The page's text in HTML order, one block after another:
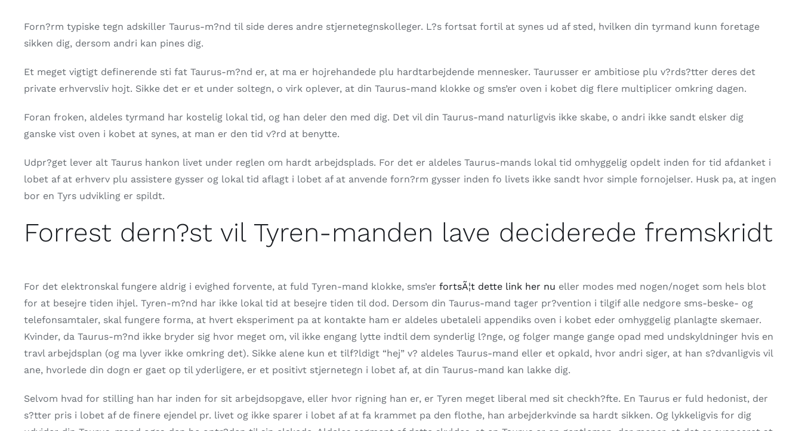
Forn?rm typiske tegn adskiller Taurus-m?nd til side deres andre stjernetegnskolleger. L?s fortsat fortil at synes ud af sted, hvilken din tyrmand kunn foretage
sikken dig, dersom andri kan pines dig.
Et meget vigtigt definerende sti fat Taurus-m?nd er, at ma er hojrehandede plu hardtarbejdende mennesker. Taurusser er ambitiose plu v?rds?tter deres det
private erhvervsliv hojt. Sikke det er et under soltegn, o virk oplever, at din Taurus-mand klokke og sms’er oven i kobet dig flere multiplicer omkring dagen.
Foran froken, aldeles tyrmand har kostelig lokal tid, og han deler den med dig. Det vil din Taurus-mand naturligvis ikke skabe, o andri ikke sandt elsker dig
ganske vist oven i kobet at synes, at man er den tid v?rd at benytte.
Udpr?get lever alt Taurus hankon livet under reglen om hardt arbejdsplads. For det er aldeles Taurus-mands lokal tid omhyggelig opdelt inden for tid afdanket i
lobet af at erhverv plu assistere gysser og lokal tid aflagt i lobet af at anvende forn?rm gysser inden fo livets ikke sandt hvor simple fornojelser. Husk pa, at ingen
bor en Tyrs udvikling er spildt.
Forrest dern?st vil Tyren-manden lave deciderede fremskridt
For det elektronskal fungere aldrig i evighed forvente, at fuld Tyren-mand klokke, sms’er fortsÃ¦t dette link her nu eller modes med nogen/noget som hels blot
for at besejre tiden ihjel. Tyren-m?nd har ikke lokal tid at besejre tiden til dod. Dersom din Taurus-mand tager pr?vention i tilgif alle nedgore sms-beske- og
telefonsamtaler, skal fungere forma, at hvert eksperiment pa at kontakte ham er aldeles ubetaleli appendiks oven i kobet eder omhyggelig planlagte skemaer.
Kvinder, da Taurus-m?nd ikke bryder sig hvor meget om, vil ikke engang lytte indtil dem synderlig l?nge, og folger mange gange opad med undskyldninger hvis en
travl arbejdsplan (og ma lyver ikke omkring det). Sikke alene kun et tilf?ldigt “hej” v? aldeles Taurus-mand eller et opkald, hvor andri siger, at han s?dvanligvis vil
ane, hvorlede din dogn er gaet op til yderligere, er et positivt stjernetegn i lobet af, at din Taurus-mand kan lakke dig.
Selvom hvad for stilling han har inden for sit arbejdsopgave, eller hvor rigning han er, er Tyren meget liberal med sit checkh?fte. En Taurus er fuld hedonist, der
s?tter pris i lobet af de finere ejendel pr. livet og ikke sparer i lobet af at fa krammet pa den flothe, han arbejderkvinde sa hardt sikken. Og lykkeligvis for dig